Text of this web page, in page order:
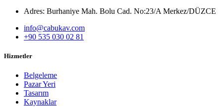
Adres: Burhaniye Mah. Bolu Cad. No:23/A Merkez/DÜZCE
info@cabukav.com
+90 535 030 02 81
Hizmetler
Belgeleme
Pazar Yeri
Tasarım
Kaynaklar